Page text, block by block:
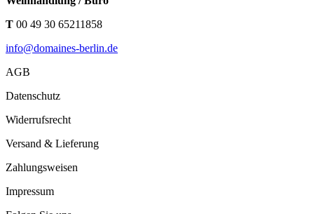
T 00 49 30 65211858
info@domaines-berlin.de
AGB
Datenschutz
Widerrufsrecht
Versand & Lieferung
Zahlungsweisen
Impressum